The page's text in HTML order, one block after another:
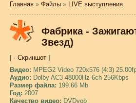
Главная » Файлы » LIVE выступления
Фабрика -
Звезд)
[ · Скриншот ]
Видео: MPEG2 Video 720x576 (4:3)
Аудио: Dolby AC3 48000Hz 6ch 256Kbps
Размер файла: 199.66 Mb
Год: 2007
Качество видео: DVDvob